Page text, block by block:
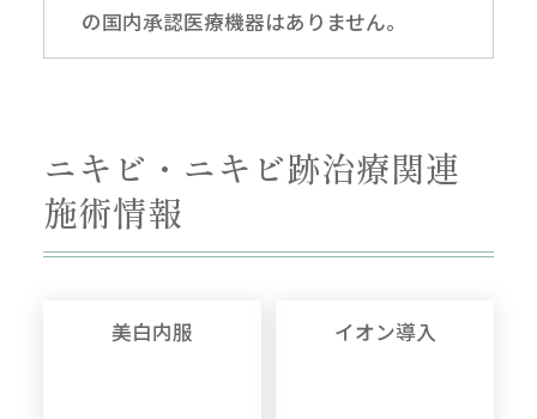
の国内承認医療機器はありません。
ニキビ・ニキビ跡治療関連
施術情報
美白内服 イオン導入